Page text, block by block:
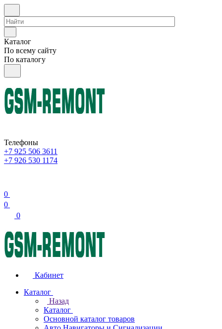
Каталог
По всему сайту
По каталогу
Телефоны
+7 925 506 3611
+7 926 530 1174
0
0
0
Кабинет
Каталог
Назад
Каталог
Основной каталог товаров